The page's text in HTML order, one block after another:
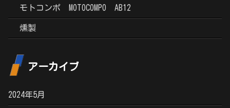
モトコンポ MOTOCOMPO AB12
燻製
アーカイブ
2024年5月